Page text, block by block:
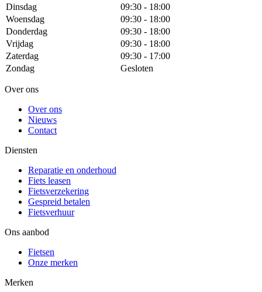
Dinsdag
09:30 - 18:00
Woensdag
09:30 - 18:00
Donderdag
09:30 - 18:00
Vrijdag
09:30 - 18:00
Zaterdag
09:30 - 17:00
Zondag
Gesloten
Over ons
Over ons
Nieuws
Contact
Diensten
Reparatie en onderhoud
Fiets leasen
Fietsverzekering
Gespreid betalen
Fietsverhuur
Ons aanbod
Fietsen
Onze merken
Merken